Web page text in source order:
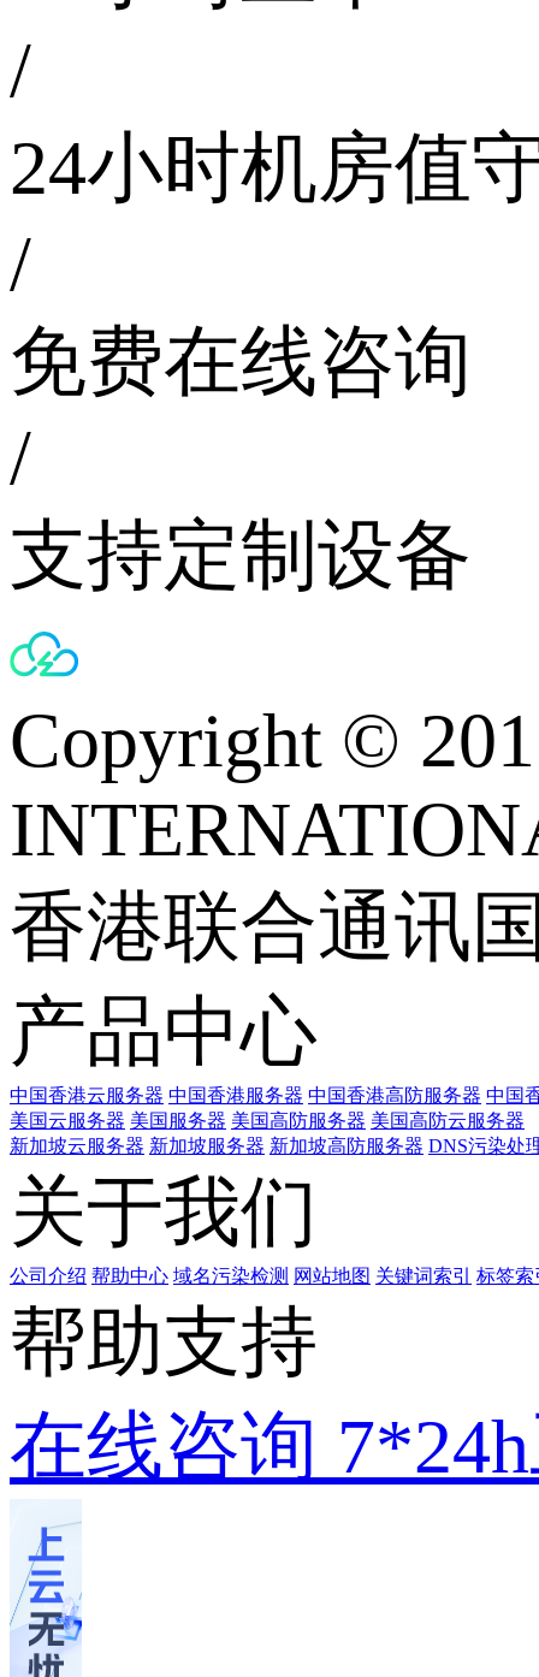
/
24小时机房值
/
免费在线咨询
/
支持定制设备
Copyright ©
香港联合通讯
产品中心
中国香港云服务器 中国香港服务器 中国香港高防服务器 中国
美国云服务器 美国服务器 美国高防服务器 美国高防云服务器
新加坡云服务器 新加坡服务器 新加坡高防服务器 DNS污染处
关于我们
公司介绍 帮助中心 域名污染检测 网站地图 关键词索引 标签索
帮助支持
在线咨询